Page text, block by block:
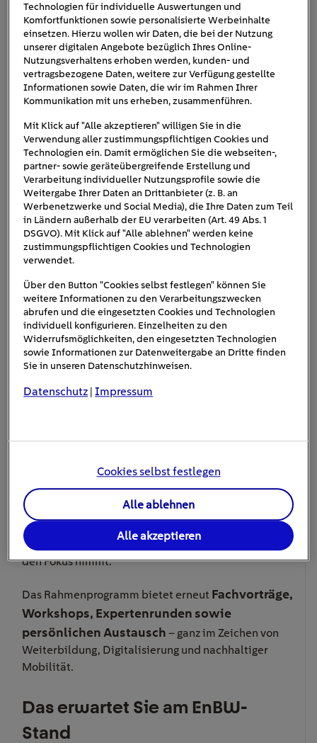
Wo:
Messe Düsseldorf, Halle 6 Stand
G52
Eventbeschreibung
Flotte! Der Branchentreff 2026 –
Deutschlands größtes Fuhrpark-
Event kehrt zurück
Auch 2026 wird Düsseldorf erneut zum zentralen
Treffpunkt der gesamten Flotten- und
Mobilitätsbranche:„Flotte! Der Branchentreff“
findet am 25. und 26. März 2026 in der Messe
Düsseldorf statt. Die Veranstaltung bleibt die
Fuhrparkverantwortliche und Anbieter. Im
Ausstellerfeld, aktuelle Trends und intensiven
Austausch freuen. Neu und besonders spannend:Der
erweiterte Bereich für E‑Busse, E‑Lkw und
E‑Nutzfahrzeuge
, der ab 2026 sowohl den
gewerblichen als auch den kommunalen Einsatz in
den Fokus nimmt.
Das Rahmenprogramm bietet erneut Fachvorträge,
Workshops, Expertenrunden sowie
persönlichen Austausch – ganz im Zeichen von
Weiterbildung, Digitalisierung und nachhaltiger
Mobilität.
Das erwartet Sie am EnBW-
Stand
Technologien für individuelle Auswertungen und
Komfortfunktionen sowie personalisierte Werbeinhalte
einsetzen. Hierzu wollen wir Daten, die bei der Nutzung
unserer digitalen Angebote bezüglich Ihres Online-
Nutzungsverhaltens erhoben werden, kunden- und
vertragsbezogene Daten, weitere zur Verfügung gestellte
Informationen sowie Daten, die wir im Rahmen Ihrer
Kommunikation mit uns erheben, zusammenführen.
Mit Klick auf "Alle akzeptieren" willigen Sie in die
Verwendung aller zustimmungspflichtigen Cookies und
Technologien ein. Damit ermöglichen Sie die webseiten-,
partner- sowie geräteübergreifende Erstellung und
Verarbeitung individueller Nutzungsprofile sowie die
Weitergabe Ihrer Daten an Drittanbieter (z. B. an
Werbenetzwerke und Social Media), die Ihre Daten zum Teil
in Ländern außerhalb der EU verarbeiten (Art. 49 Abs. 1
DSGVO). Mit Klick auf "Alle ablehnen" werden keine
zustimmungspflichtigen Cookies und Technologien
verwendet.
Über den Button "Cookies selbst festlegen" können Sie
weitere Informationen zu den Verarbeitungszwecken
abrufen und die eingesetzten Cookies und Technologien
individuell konfigurieren. Einzelheiten zu den
Widerrufsmöglichkeiten, den eingesetzten Technologien
sowie Informationen zur Datenweitergabe an Dritte finden
Sie in unseren Datenschutzhinweisen.
Datenschutz |Impressum
Cookies selbst festlegen
Alle ablehnen
Alle akzeptieren